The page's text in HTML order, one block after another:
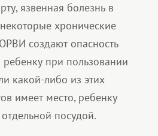
язвенная болезнь в
хронические
создают опасность
при пользовании
какой-либо из этих
имеет место, ребенку
посудой.